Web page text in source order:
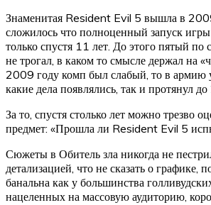
Знаменитая Resident Evil 5 вышла в
сложилось что полноценный запуск
только спустя 11 лет. До этого пятый по
не трогал, в каком то смысле держал на
2009 году комп был слабый, то в армию
какие дела появлялись, так и протянул
За то, спустя столько лет можно трезво
предмет: «Прошла ли Resident Evil 5
Сюжеты в Обитель зла никогда не
детализацией, что не сказать о графике,
банальна как у большинства
нацеленных на массовую аудиторию,